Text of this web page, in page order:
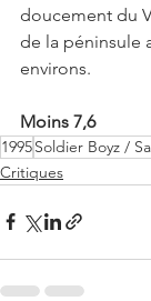
doucement du
de la péninsule
environs.
Moins 7,6
1995Soldier Boyz /
Critiques